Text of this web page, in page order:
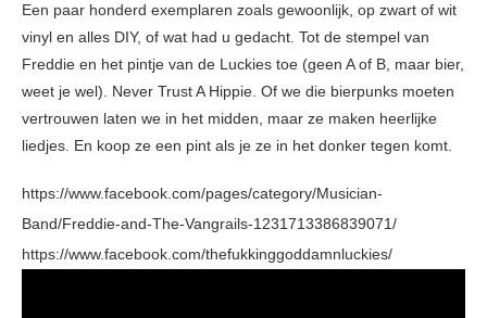
Een paar honderd exemplaren zoals gewoonlijk, op zwart of wit
vinyl en alles DIY, of wat had u gedacht. Tot de stempel van
Freddie en het pintje van de Luckies toe (geen A of B, maar bier,
weet je wel). Never Trust A Hippie. Of we die bierpunks moeten
vertrouwen laten we in het midden, maar ze maken heerlijke
liedjes. En koop ze een pint als je ze in het donker tegen komt.
https://www.facebook.com/pages/category/Musician-
Band/Freddie-and-The-Vangrails-1231713386839071/
https://www.facebook.com/thefukkinggoddamnluckies/